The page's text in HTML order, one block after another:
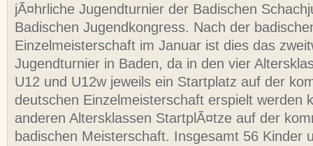
jÃ¤hrliche Jugendturnier der Badischen
Badischen Jugendkongress. Nach der
Einzelmeisterschaft im Januar ist dies das
Jugendturnier in Baden, da in den vier
U12 und U12w jeweils ein Startplatz auf der
deutschen Einzelmeisterschaft erspielt werden
anderen Altersklassen StartplÃ¤tze auf der
badischen Meisterschaft. Insgesamt 56 Kinder